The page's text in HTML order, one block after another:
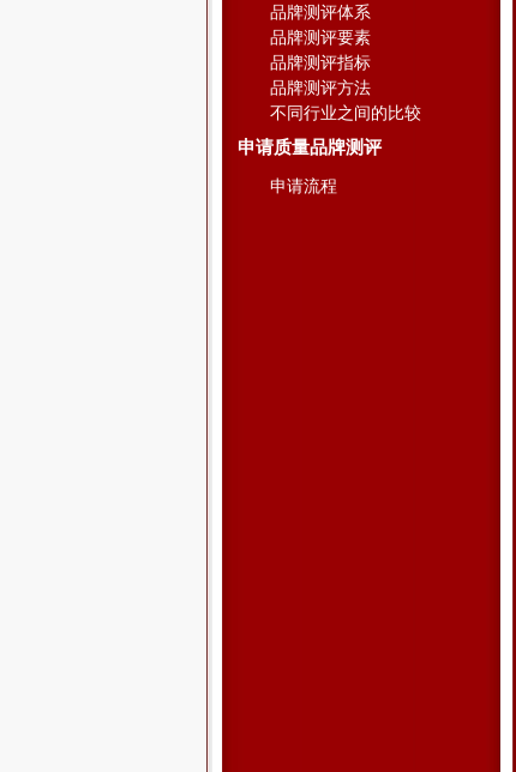
品牌测评体系
品牌测评要素
品牌测评指标
品牌测评方法
不同行业之间的比较
申请质量品牌测评
申请流程